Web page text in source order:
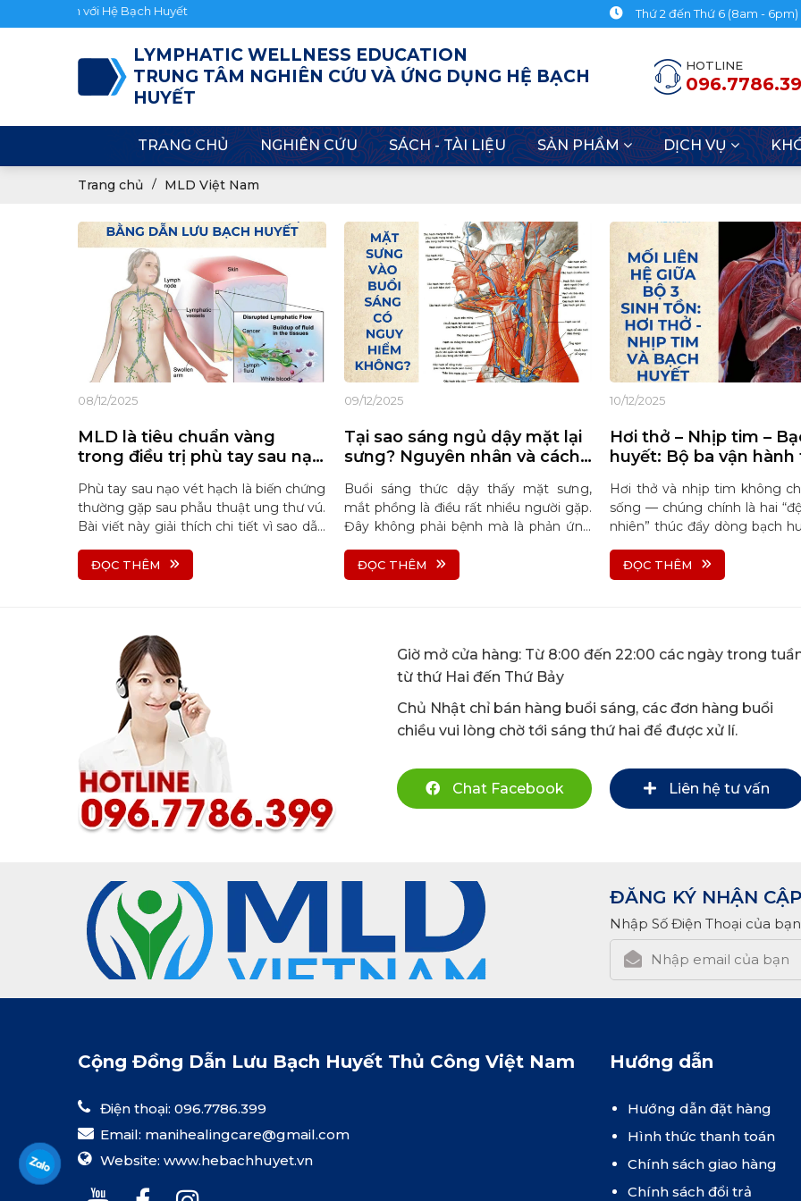
bạn đến với Hệ Bạch Huyết Thứ 2 đến Thứ 6 (8am - 6pm)
LYMPHATIC WELLNESS EDUCATION
TRUNG TÂM NGHIÊN CỨU VÀ ỨNG DỤNG HỆ BẠCH
HUYẾT
HOTLINE
TRANG CHỦ NGHIÊN CỨU SÁCH - TÀI LIỆU SẢN PHẨM DỊCH VỤ
Trang chủ MLD Việt Nam
08/12/2025
MLD là tiêu chuẩn vàng
trong điều trị phù tay sau nạo
Phù tay sau nạo vét hạch là biến chứng
thường gặp sau phẫu thuật ung thư vú.
Bài viết này giải thích chi tiết vì sao dẫn
phương pháp hiệu quả nhất, an toàn
nhất và được chứng minh khoa học
ĐỌC THÊM
09/12/2025
Tại sao sáng ngủ dậy mặt lại
sưng? Nguyên nhân và cách
Buổi sáng thức dậy thấy mặt sưng,
mắt phồng là điều rất nhiều người gặp.
Đây không phải bệnh mà là phản ứng
giải thích nguyên nhân, cơ chế và cách
giảm sưng an toàn, dễ áp dụng ngay
ĐỌC THÊM
10/12/2025
Hơi thở – Nhịp tim –
huyết: Bộ ba vận
Hơi thở và nhịp tim không
sống — chúng chính là hai
nhiên” thúc đẩy dòng bạch
thiện miễn dịch mỗi ngày.
ĐỌC THÊM
Giờ mở cửa hàng: Từ 8:00 đến 22:00 các ngày trong
từ thứ Hai đến Thứ Bảy
Chủ Nhật chỉ bán hàng buổi sáng, các đơn hàng buổi
chiều vui lòng chờ tới sáng thứ hai để được xử lí.
Chat Facebook Liên hệ tư vấn
ĐĂNG KÝ NHẬN
Nhập Số Điện Thoại của bạn
Cộng Đồng Dẫn Lưu Bạch Huyết Thủ Công Việt Nam
Điện thoại: 096.7786.399
Email: manihealingcare@gmail.com
Website: www.hebachhuyet.vn
Hướng dẫn
Hướng dẫn đặt hàng
Hình thức thanh toán
Chính sách giao hàng
Chính sách đổi trả